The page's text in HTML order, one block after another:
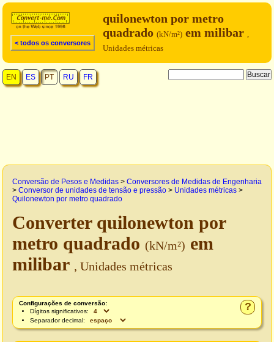
< todos os conversores
quilonewton por metro
quadrado (kN/m²) em milibar ,
Unidades métricas
EN ES PT RU FR
Conversão de Pesos e Medidas > Conversores de Medidas de Engenharia
> Conversor de unidades de tensão e pressão > Unidades métricas >
Quilonewton por metro quadrado
Converter quilonewton por
metro quadrado (kN/m²) em
milibar , Unidades métricas
?
Configurações de conversão:
Dígitos significativos:
Separador decimal: